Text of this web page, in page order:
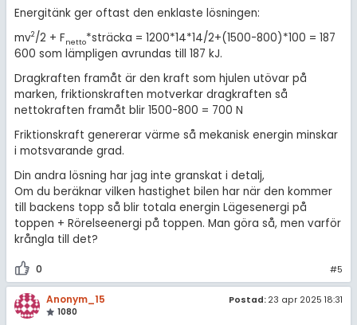
Energitänk ger oftast den enklaste lösningen:
mv2/2 + Fnetto*sträcka = 1200*14*14/2+(1500-800)*100 = 187
600 som lämpligen avrundas till 187 kJ.
Dragkraften framåt är den kraft som hjulen utövar på
marken, friktionskraften motverkar dragkraften så
nettokraften framåt blir 1500-800 = 700 N
Friktionskraft genererar värme så mekanisk energin minskar
i motsvarande grad.
Din andra lösning har jag inte granskat i detalj,
Om du beräknar vilken hastighet bilen har när den kommer
till backens topp så blir totala energin Lägesenergi på
toppen + Rörelseenergi på toppen. Man göra så, men varför
krångla till det?
0 #5
Anonym_15
1080
Postad: 23 apr 2025 18:31